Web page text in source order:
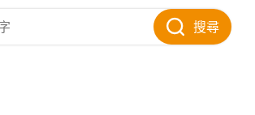
搜尋